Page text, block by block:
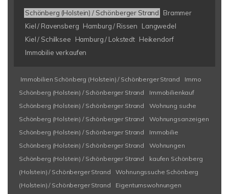
Schönberg (Holstein) / Schönberger Strand
Brammer
Kiel / Ravensberg Hamburg / Rissen
Langwedel
Kiel / Schilksee
Hamburg / Lokstedt Heikendorf
Immobilie verkaufen
Immobilien Schönberg (Holstein) / Schönberger Strand
Immo
Schönberg (Holstein) / Schönberger Strand
Immobilienkauf
Schönberg (Holstein) / Schönberger Strand
Wohnung suche
Schönberg (Holstein) / Schönberger Strand
Wohnungsanzeigen
Schönberg (Holstein) / Schönberger Strand
Immobilie
Schönberg (Holstein) / Schönberger Strand
Wohnungen
Schönberg (Holstein) / Schönberger Strand
kaufen Schönberg
(Holstein) / Schönberger Strand
Wohnungssuche Schönberg
(Holstein) / Schönberger Strand
Eigentumswohnungen